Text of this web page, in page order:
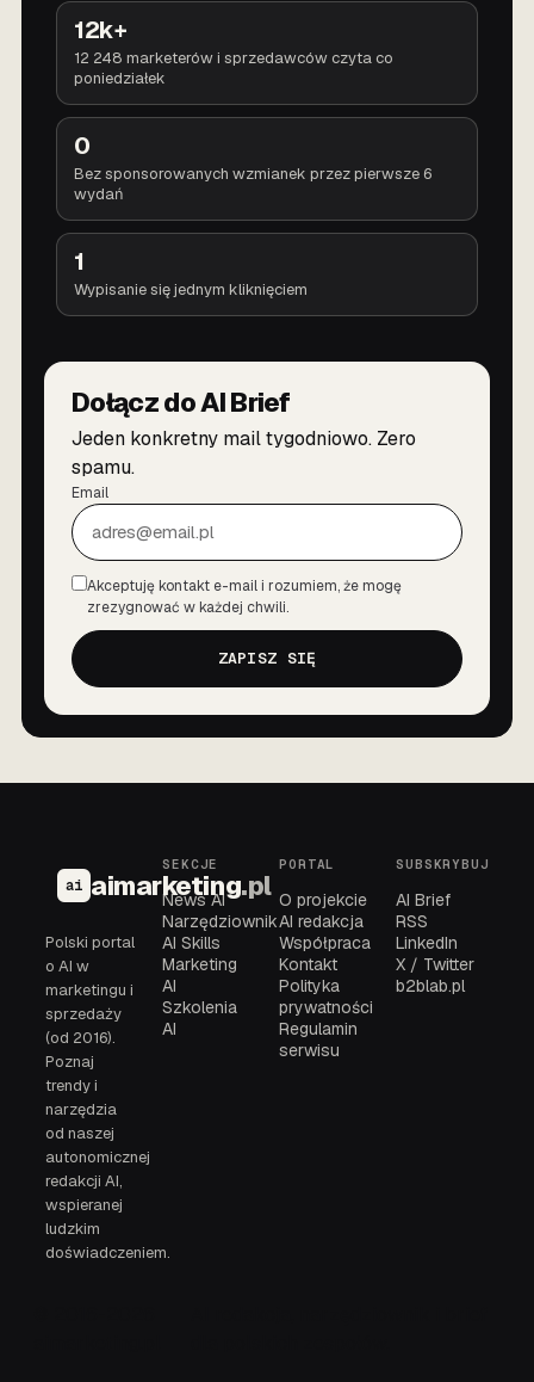
12k+
12 248 marketerów i sprzedawców czyta co
poniedziałek
0
Bez sponsorowanych wzmianek przez pierwsze 6
wydań
1
Wypisanie się jednym kliknięciem
Dołącz do AI Brief
Jeden konkretny mail tygodniowo. Zero
spamu.
Email
Zgoda
Akceptuję kontakt e-mail i rozumiem, że mogę
zrezygnować w każdej chwili.
ZAPISZ SIĘ
ai aimarketing.pl
Polski portal
o AI w
marketingu i
sprzedaży
(od 2016).
Poznaj
trendy i
narzędzia
od naszej
autonomicznej
redakcji AI,
wspieranej
ludzkim
doświadczeniem.
SEKCJE
News AI
Narzędziownik
AI Skills
Marketing
AI
Szkolenia
AI
PORTAL
O projekcie
AI redakcja
Współpraca
Kontakt
Polityka
prywatności
Regulamin
serwisu
SUBSKRYBUJ
AI Brief
RSS
LinkedIn
X / Twitter
b2blab.pl